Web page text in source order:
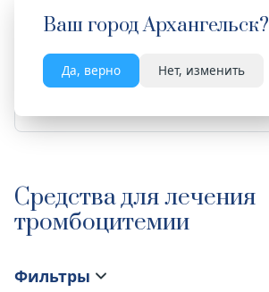
Ваш городАрхангельск?
Да, верно Нет, изменить
Весь сайт
Средства для лечения
тромбоцитемии
Фильтры